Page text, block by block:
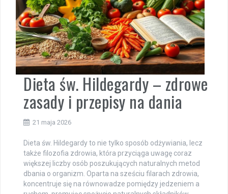
Dieta św. Hildegardy – zdrowe
zasady i przepisy na dania
21 maja 2026
Dieta św. Hildegardy to nie tylko sposób odżywiania, lecz
także filozofia zdrowia, która przyciąga uwagę coraz
większej liczby osób poszukujących naturalnych metod
dbania o organizm. Oparta na sześciu filarach zdrowia,
koncentruje się na równowadze pomiędzy jedzeniem a